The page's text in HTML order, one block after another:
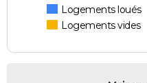
Logements loués
Logements vides